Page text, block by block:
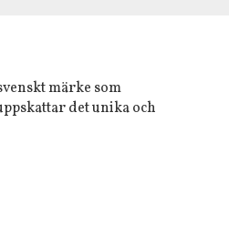
märke som
det unika och